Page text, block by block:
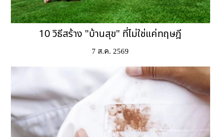
10 วิธีสร้าง "บ้านสุข" ที่ไม่ใช่แค่ทฤษฎี
7 ส.ค. 2569